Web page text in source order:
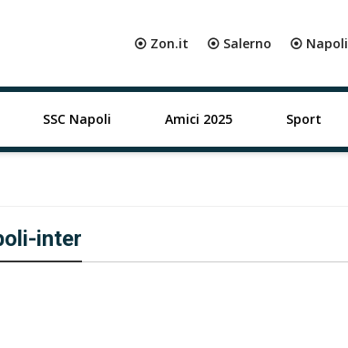
⦿ Zon.it ⦿ Salerno ⦿ Napoli
SSC Napoli Amici 2025 Sport
inter